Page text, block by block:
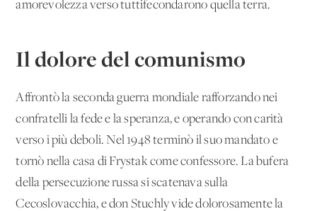
amorevolezza verso tuttifecondarono quella terra.
Il dolore del comunismo
Affrontò la seconda guerra mondiale rafforzando nei
confratelli la fede e la speranza, e operando con carità
verso i più deboli. Nel 1948 terminò il suo mandato e
tornò nella casa di Frystak come confessore. La bufera
della persecuzione russa si scatenava sulla
Cecoslovacchia, e don Stuchly vide dolorosamente la